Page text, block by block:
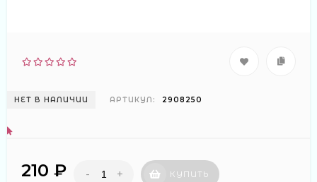
НЕТ В НАЛИЧИИ АРТИКУЛ: 2908250
210 ₽ - + КУПИТЬ